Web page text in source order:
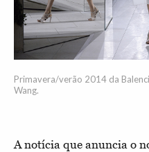
Primavera/verão 2014 da
Wang.
A notícia que anuncia o